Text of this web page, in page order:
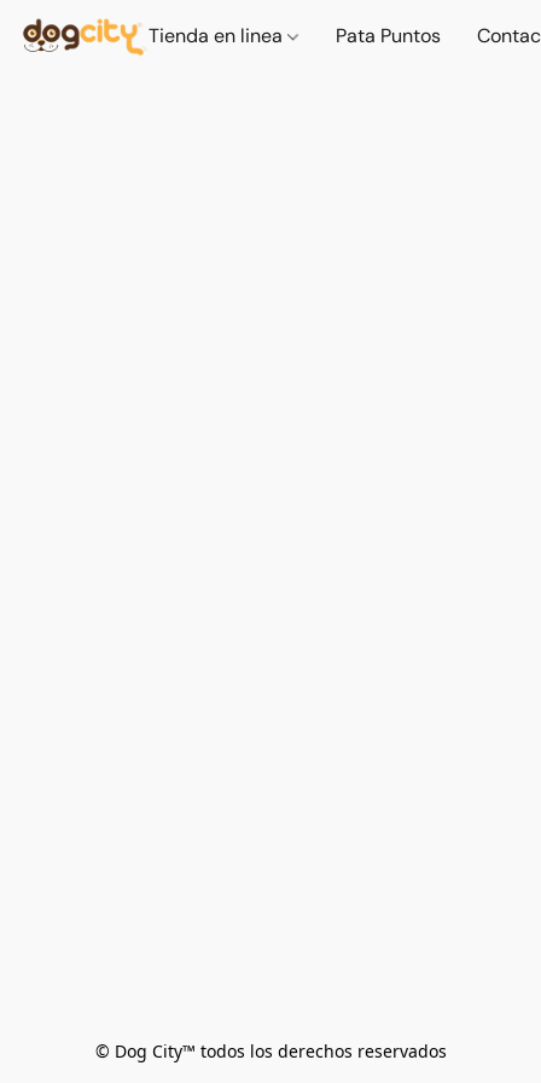
Tienda en linea Pata Puntos
© Dog City™ todos los derechos reservados